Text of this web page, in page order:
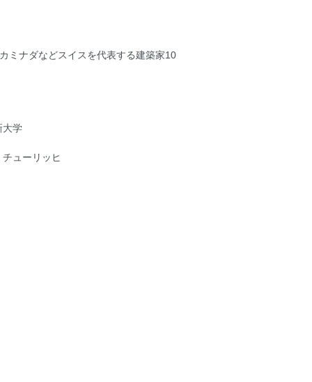
ミナダなどスイスを代表する建築家10
大学
ューリッヒ